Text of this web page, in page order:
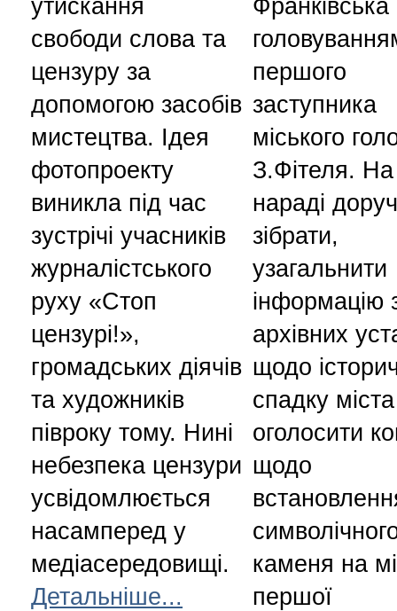
утискання
свободи слова та
цензуру за
допомогою засобів
мистецтва. Ідея
фотопроекту
виникла під час
зустрічі учасників
журналістського
руху «Стоп
цензурі!»,
громадських діячів
та художників
півроку тому. Нині
небезпека цензури
усвідомлюється
насамперед у
медіасередовищі.
Детальніше...
Франківська
першого
заступника
міського
З.Фітеля. На
нараді
зібрати,
узагальнити
інформацію
архівних
щодо
спадку
оголосити
щодо
каменя на
першої